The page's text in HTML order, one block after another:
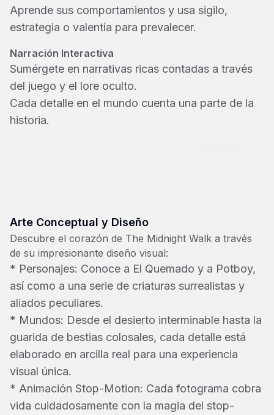
Aprende sus comportamientos y usa sigilo,
estrategia o valentía para prevalecer.
Narración Interactiva
Sumérgete en narrativas ricas contadas a través
del juego y el lore oculto.
Cada detalle en el mundo cuenta una parte de la
historia.
Arte Conceptual y Diseño
Descubre el corazón de The Midnight Walk a través
de su impresionante diseño visual:
* Personajes: Conoce a El Quemado y a Potboy,
así como a una serie de criaturas surrealistas y
aliados peculiares.
* Mundos: Desde el desierto interminable hasta la
guarida de bestias colosales, cada detalle está
elaborado en arcilla real para una experiencia
visual única.
* Animación Stop-Motion: Cada fotograma cobra
vida cuidadosamente con la magia del stop-